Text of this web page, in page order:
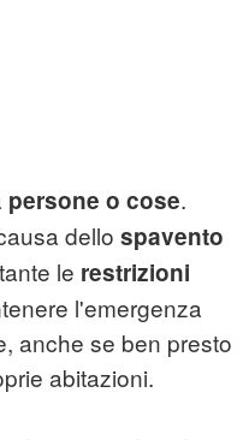
persone o cose.
dello spavento
le restrizioni
l'emergenza
anche se ben presto
abitazioni.